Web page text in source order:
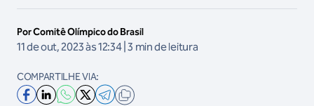
Por Comitê Olímpico do Brasil
11 de out, 2023 às 12:34 | 3 min de leitura
COMPARTILHE VIA: